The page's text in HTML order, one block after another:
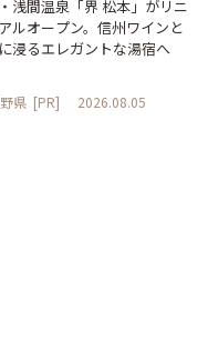
浅間温泉「界 松本」がリニ
ルオープン。信州ワインと
浸るエレガントな湯宿へ
県 [PR] 2026.08.05